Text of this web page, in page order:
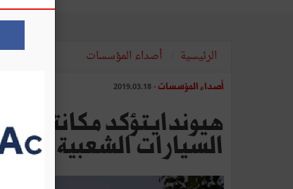
الرئيسية أصداء المؤسسات
أصداء المؤسسات - 2019.03.18
هيوندايتؤكد مكانتها
السيارات الشعبية